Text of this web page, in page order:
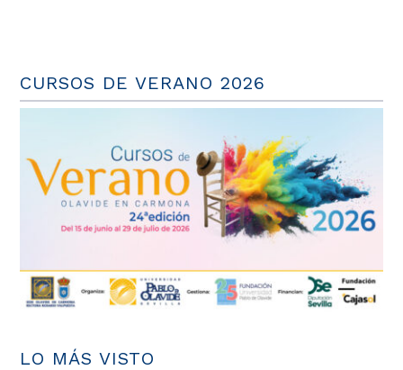
CURSOS DE VERANO 2026
LO MÁS VISTO